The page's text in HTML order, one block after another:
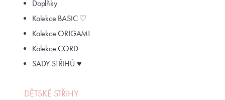
Doplňky
Kolekce BASIC ♡
Kolekce OR!GAM!
Kolekce CORD
SADY STŘIHŮ ♥
DĚTSKÉ STŘIHY